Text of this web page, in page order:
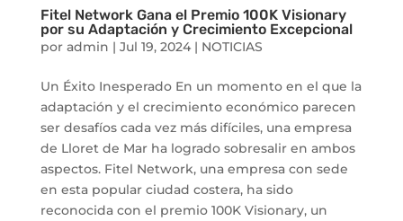
Fitel Network Gana el Premio 100K Visionary
por su Adaptación y Crecimiento Excepcional
por admin | Jul 19, 2024| NOTICIAS
Un Éxito Inesperado En un momento en el que la
adaptación y el crecimiento económico parecen
ser desafíos cada vez más difíciles, una empresa
de Lloret de Mar ha logrado sobresalir en ambos
aspectos. Fitel Network, una empresa con sede
en esta popular ciudad costera, ha sido
reconocida con el premio 100K Visionary, un